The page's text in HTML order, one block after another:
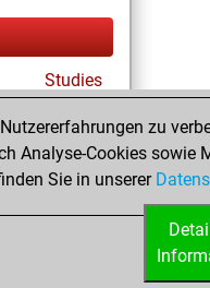
Studies
Fritz
zu
Analyse-Cookies sowie
Sie in unserer